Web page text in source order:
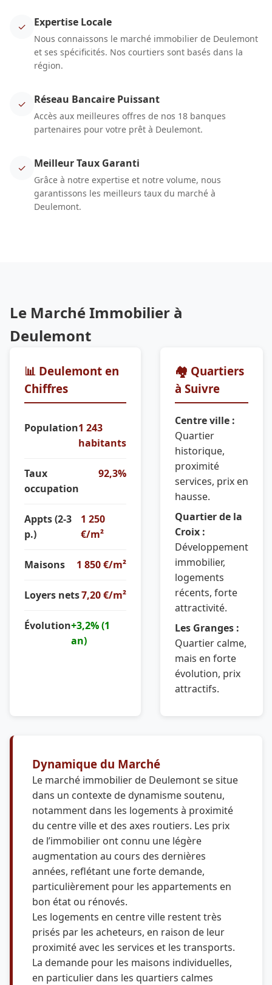
✓ Expertise Locale
Nous connaissons le marché immobilier de Deulemont
et ses spécificités. Nos courtiers sont basés dans la
région.
✓ Réseau Bancaire Puissant
Accès aux meilleures offres de nos 18 banques
partenaires pour votre prêt à Deulemont.
✓ Meilleur Taux Garanti
Grâce à notre expertise et notre volume, nous
garantissons les meilleurs taux du marché à
Deulemont.
Le Marché Immobilier à
Deulemont
📊 Deulemont en
Chiffres
Population1 243
habitants
Taux
occupation
92,3%
Appts (2-3
p.)
1 250
€/m²
Maisons 1 850 €/m²
Loyers nets7,20 €/m²
Évolution+3,2% (1
an)
🏘️ Quartiers
à Suivre
Centre ville :
Quartier
historique,
proximité
services, prix en
hausse.
Quartier de la
Croix :
Développement
immobilier,
logements
récents, forte
attractivité.
Les Granges :
Quartier calme,
mais en forte
évolution, prix
attractifs.
Dynamique du Marché
Le marché immobilier de Deulemont se situe
dans un contexte de dynamisme soutenu,
notamment dans les logements à proximité
du centre ville et des axes routiers. Les prix
de l’immobilier ont connu une légère
augmentation au cours des dernières
années, reflétant une forte demande,
particulièrement pour les appartements en
bon état ou rénovés.
Les logements en centre ville restent très
prisés par les acheteurs, en raison de leur
proximité avec les services et les transports.
La demande pour les maisons individuelles,
en particulier dans les quartiers calmes